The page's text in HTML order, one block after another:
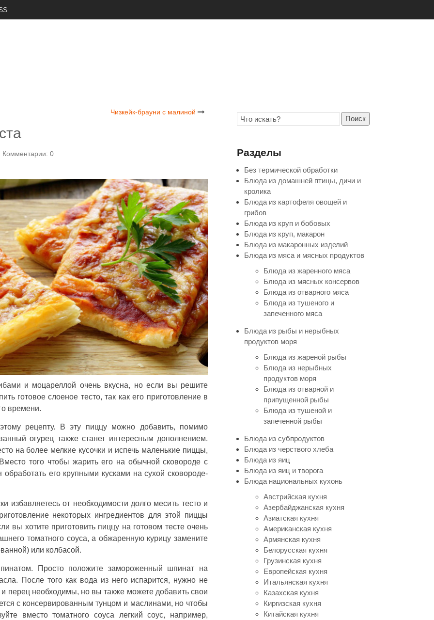
Чизкейк-брауни с малиной
Комментарии: 0
и моцареллой очень вкусна, но если вы решите
готовое слоеное тесто, так как его приготовление в
времени.
рецепту. В эту пиццу можно добавить, помимо
огурец также станет интересным дополнением.
на более мелкие кусочки и испечь маленькие пиццы,
того чтобы жарить его на обычной сковороде с
его крупными кусками на сухой сковороде-
избавляетесь от необходимости долго месить тесто и
некоторых ингредиентов для этой пиццы
вы хотите приготовить пиццу на готовом тесте очень
томатного соуса, а обжаренную курицу замените
или колбасой.
Просто положите замороженный шпинат на
После того как вода из него испарится, нужно не
и перец необходимы, но вы также можете добавить свои
с консервированным тунцом и маслинами, но чтобы
вместо томатного соуса легкий соус, например,
Поиск
Разделы
Без термической обработки
Блюда из домашней птицы, дичи и
кролика
Блюда из картофеля овощей и
грибов
Блюда из круп и бобовых
Блюда из круп, макарон
Блюда из макаронных изделий
Блюда из мяса и мясных продуктов
Блюда из жаренного мяса
Блюда из мясных консервов
Блюда из отварного мяса
Блюда из тушеного и
запеченного мяса
Блюда из рыбы и нерыбных
продуктов моря
Блюда из жареной рыбы
Блюда из нерыбных
продуктов моря
Блюда из отварной и
припущенной рыбы
Блюда из тушеной и
запеченной рыбы
Блюда из субпродуктов
Блюда из черствого хлеба
Блюда из яиц
Блюда из яиц и творога
Блюда национальных кухонь
Австрийская кухня
Азербайджанская кухня
Азиатская кухня
Американская кухня
Армянская кухня
Белорусская кухня
Грузинская кухня
Европейская кухня
Итальянская кухня
Казахская кухня
Киргизская кухня
Китайская кухня